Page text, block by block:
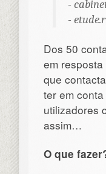
-
-
Dos 50
em
que
ter em
utilizadores
assim…
O que